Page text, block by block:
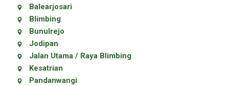
Balearjosari
Blimbing
Bunulrejo
Jodipan
Jalan Utama / Raya Blimbing
Kesatrian
Pandanwangi